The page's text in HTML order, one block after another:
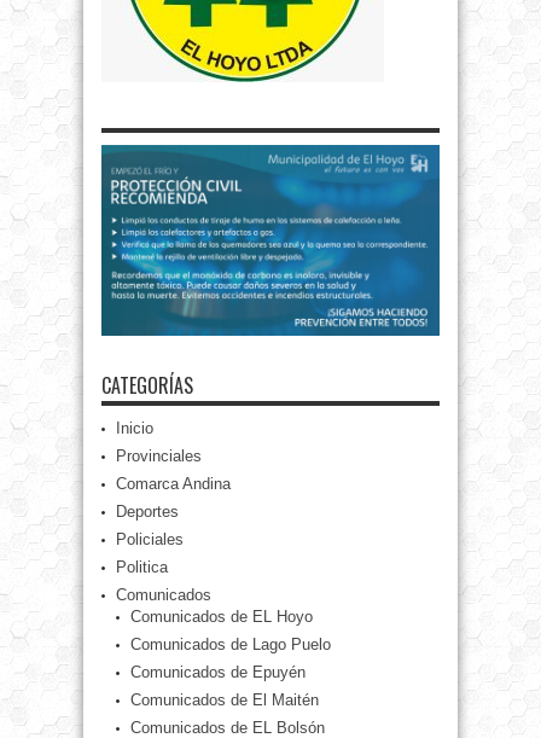
CATEGORÍAS
Inicio
Provinciales
Comarca Andina
Deportes
Policiales
Politica
Comunicados
Comunicados de EL Hoyo
Comunicados de Lago Puelo
Comunicados de Epuyén
Comunicados de El Maitén
Comunicados de EL Bolsón